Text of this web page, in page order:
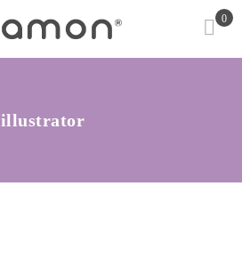
0
illustrator